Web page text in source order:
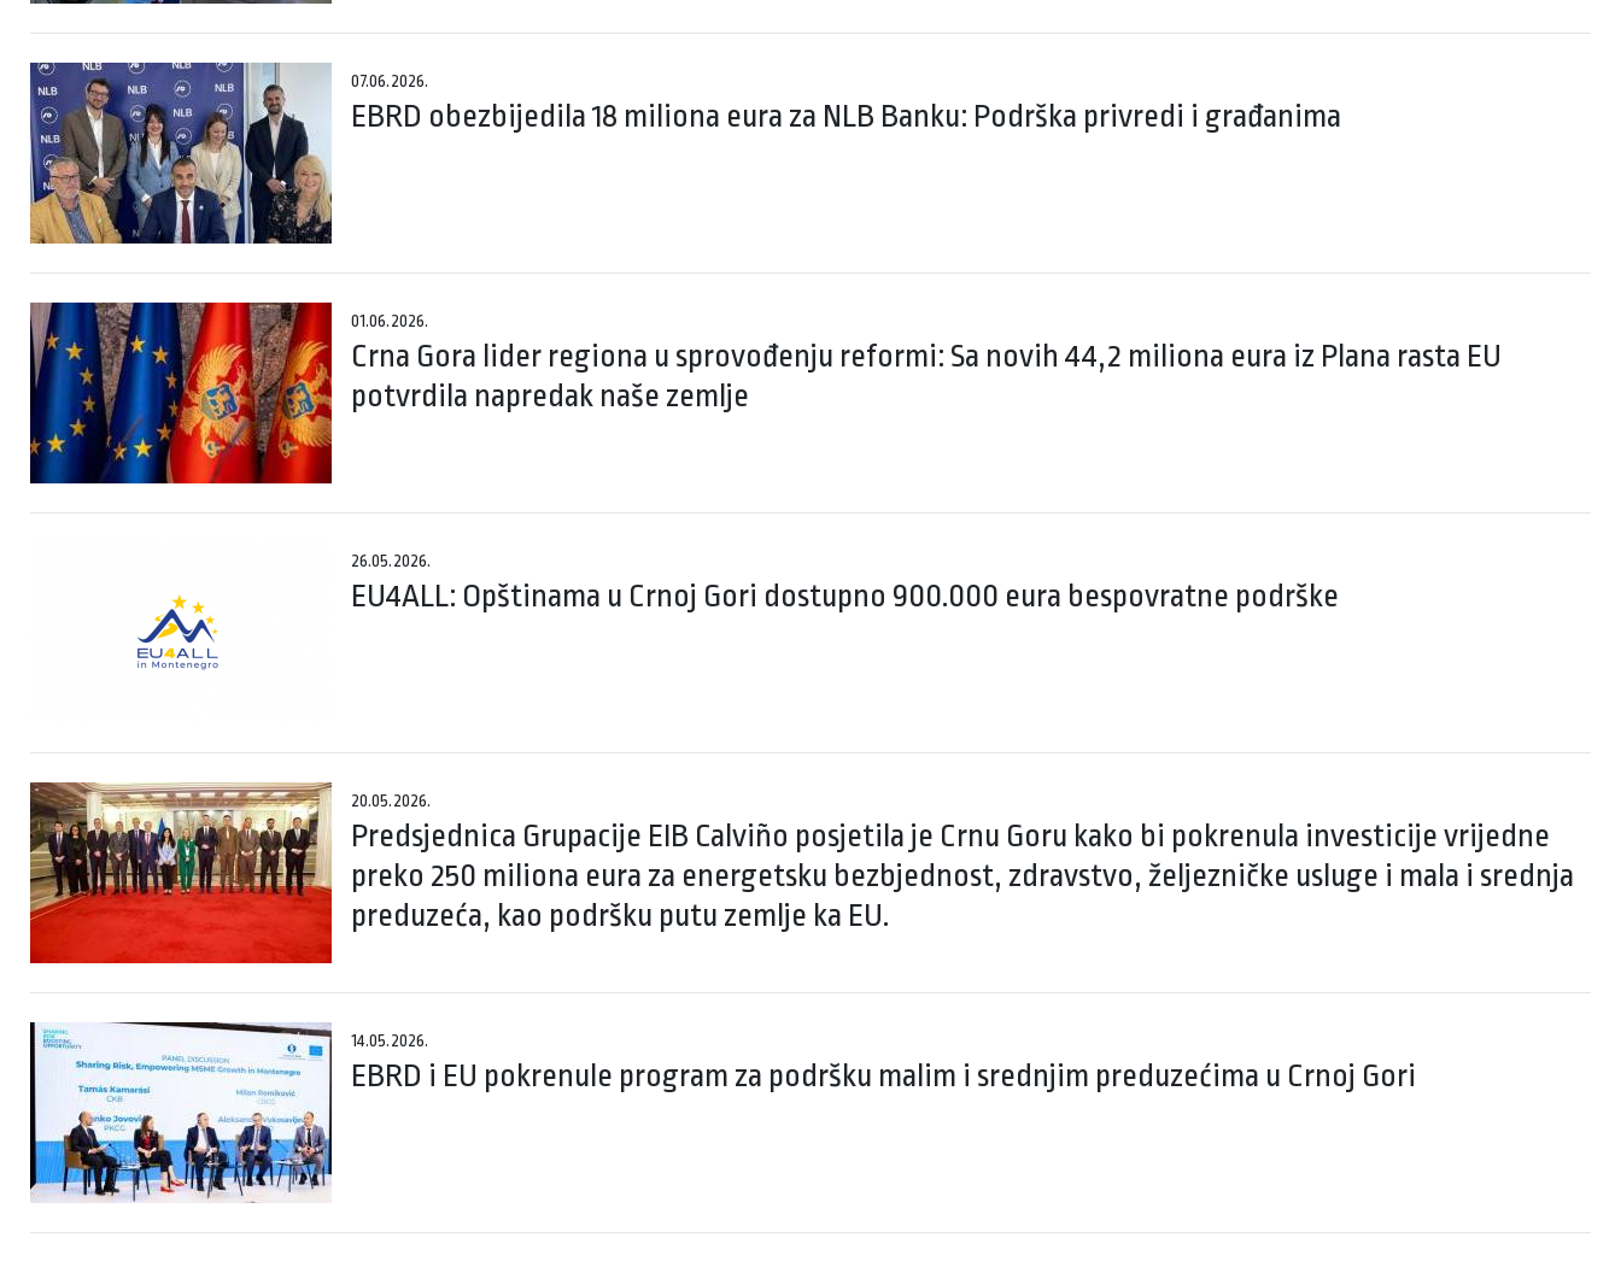
07.06.2026.
EBRD obezbijedila 18 miliona eura za NLB Banku: Podrška privredi i građanima
01.06.2026.
Crna Gora lider regiona u sprovođenju reformi: Sa novih 44,2 miliona eura iz Plana rasta EU
potvrdila napredak naše zemlje
26.05.2026.
EU4ALL: Opštinama u Crnoj Gori dostupno 900.000 eura bespovratne podrške
20.05.2026.
Predsjednica Grupacije EIB Calviño posjetila je Crnu Goru kako bi pokrenula investicije vrijedne
preko 250 miliona eura za energetsku bezbjednost, zdravstvo, željezničke usluge i mala i srednja
preduzeća, kao podršku putu zemlje ka EU.
14.05.2026.
EBRD i EU pokrenule program za podršku malim i srednjim preduzećima u Crnoj Gori